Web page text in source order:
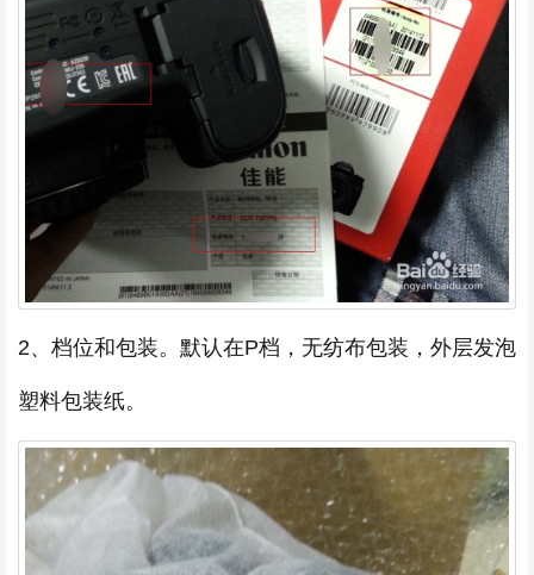
2、档位和包装。默认在P档，无纺布包装，外层发泡
塑料包装纸。